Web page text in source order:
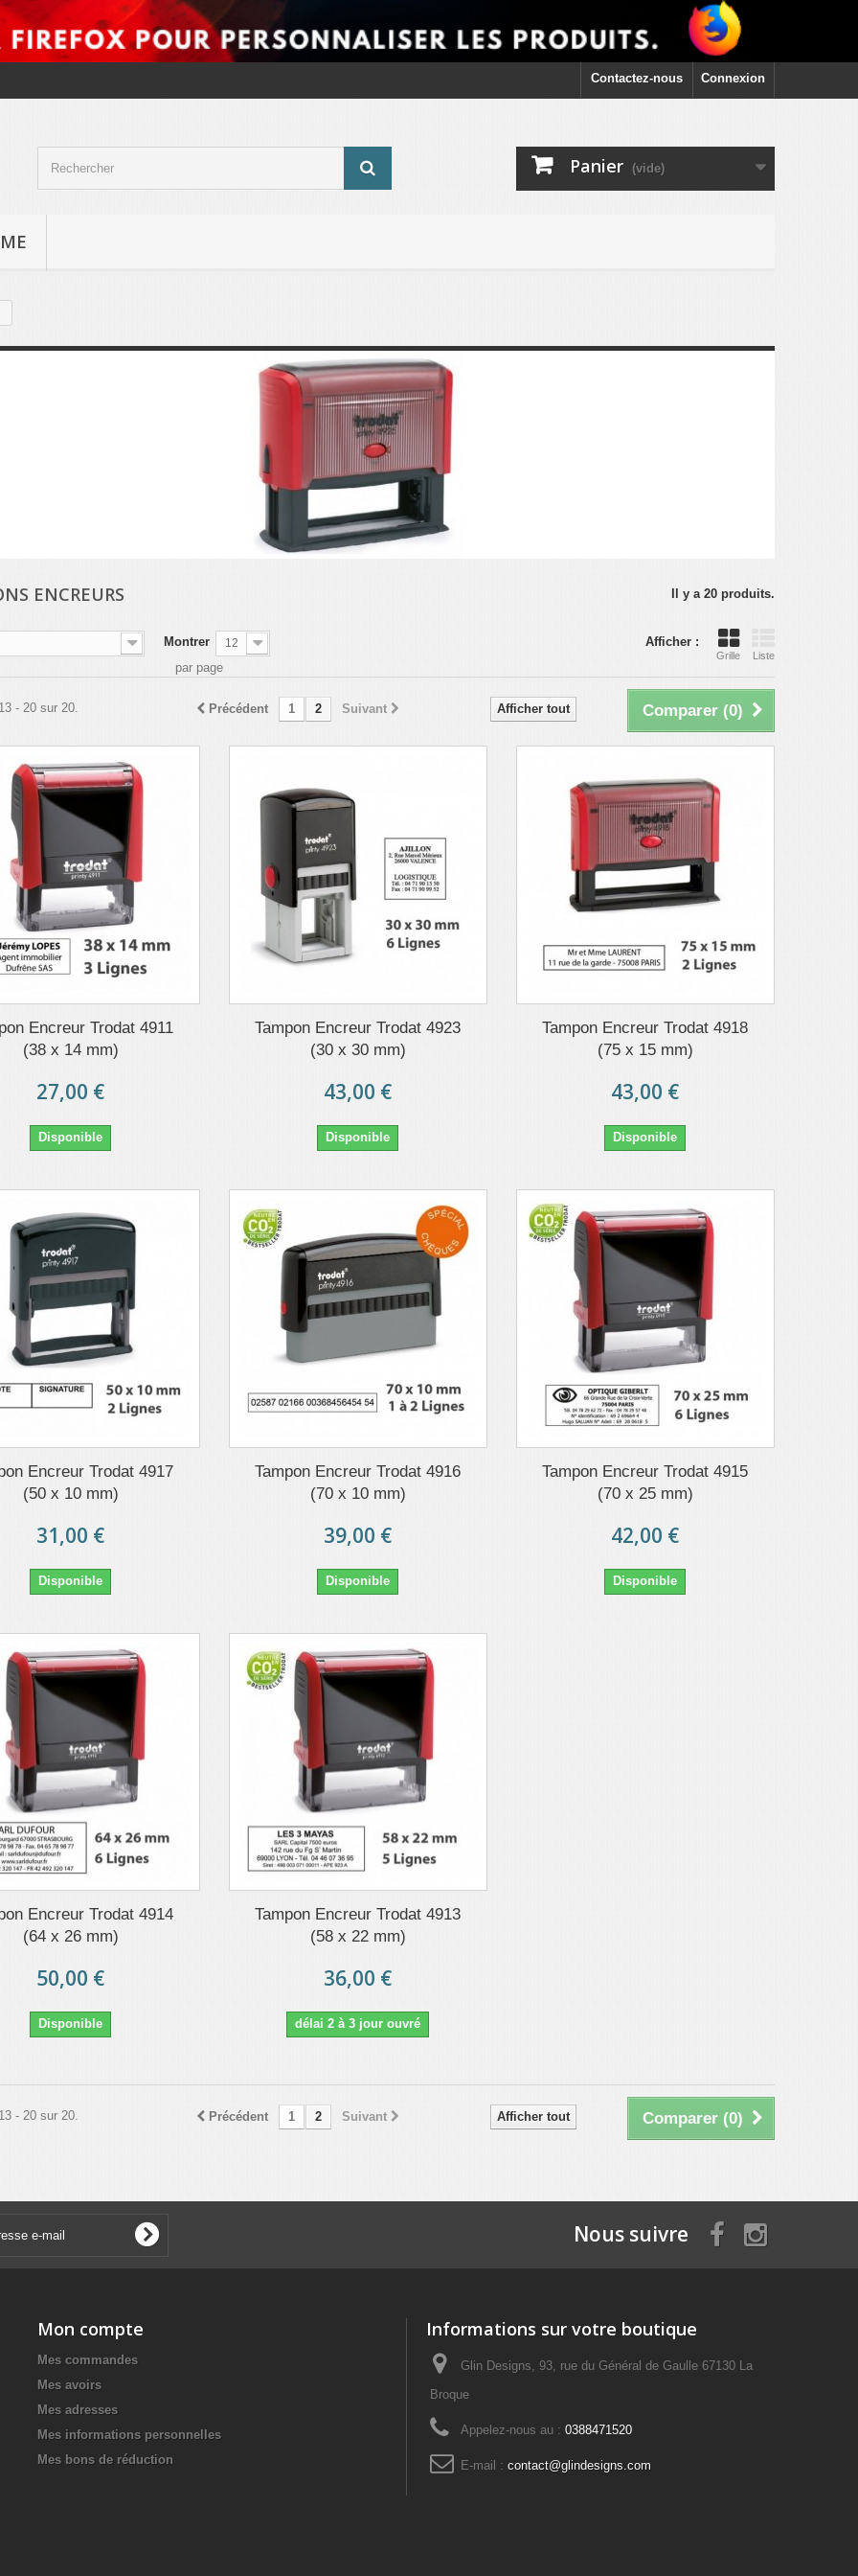
Connexion
Contactez-nous
Panier (vide)
ENCREURS Il y a 20 produits.
Afficher :
Grille Liste
Montrer 12
par page
Comparer (0)
Afficher tout
Précédent 1 2 Suivant
- 20 sur 20.
Encreur Trodat 4911
(38 x 14 mm)
27,00 €
Disponible
Tampon Encreur Trodat 4923
(30 x 30 mm)
43,00 €
Disponible
Tampon Encreur Trodat 4918
(75 x 15 mm)
43,00 €
Disponible
Encreur Trodat 4917
(50 x 10 mm)
31,00 €
Disponible
Tampon Encreur Trodat 4916
(70 x 10 mm)
39,00 €
Disponible
Tampon Encreur Trodat 4915
(70 x 25 mm)
42,00 €
Disponible
Encreur Trodat 4914
(64 x 26 mm)
50,00 €
Disponible
Tampon Encreur Trodat 4913
(58 x 22 mm)
36,00 €
délai 2 à 3 jour ouvré
Comparer (0)
Afficher tout
Précédent 1 2 Suivant
- 20 sur 20.
Nous suivre
Mon compte
Mes commandes
Mes avoirs
Mes adresses
Mes informations personnelles
Mes bons de réduction
Informations sur votre boutique
Glin Designs, 93, rue du Général de Gaulle 67130 La
Broque
Appelez-nous au : 0388471520
E-mail : contact@glindesigns.com